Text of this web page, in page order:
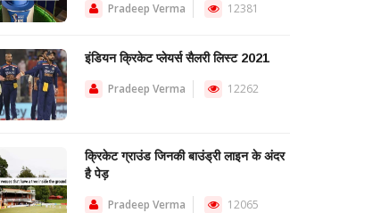
Pradeep Verma 12381
इंडियन क्रिकेट प्लेयर्स सैलरी लिस्ट 2021
Pradeep Verma 12262
क्रिकेट ग्राउंड जिनकी बाउंड्री लाइन के अंदर
है पेड़
Pradeep Verma 12065